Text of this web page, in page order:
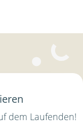
dem Laufenden!